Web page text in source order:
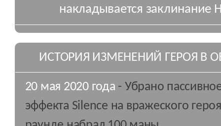
накладывается заклинание
ИСТОРИЯ ИЗМЕНЕНИЙ ГЕРОЯ В
20 мая 2020 года - Убрано
эффекта Silence на вражеского